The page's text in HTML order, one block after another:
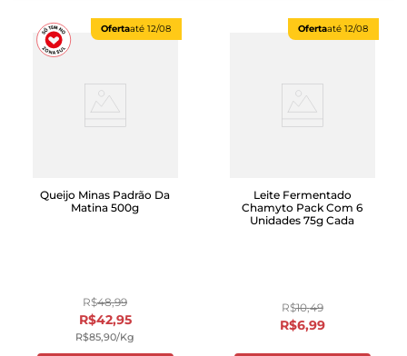
Ofertaaté 12/08
Queijo Minas Padrão Da
Matina 500g
R$48,99
R$42,95
R$85,90/kg
Ofertaaté 12/08
Leite Fermentado
Chamyto Pack Com 6
Unidades 75g Cada
R$10,49
R$6,99